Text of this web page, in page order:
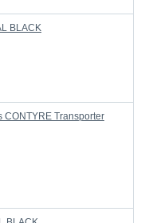
BLACK
CONTYRE Transporter